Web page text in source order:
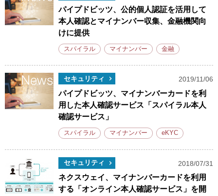
パイプドビッツ、公的個人認証を活用して
本人確認とマイナンバー収集、金融機関向
けに提供
スパイラル マイナンバー 金融
セキュリティ 2019/11/06
パイプドビッツ、マイナンバーカードを利
用した本人確認サービス「スパイラル本人
確認サービス」
スパイラル マイナンバー eKYC
セキュリティ 2018/07/31
ネクスウェイ、マイナンバーカードを利用
する「オンライン本人確認サービス」を開